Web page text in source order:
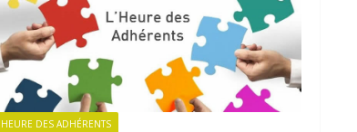
HEURE DES ADHÉRENTS